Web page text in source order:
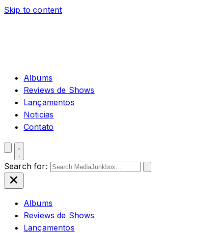
Skip to content
Albums
Reviews de Shows
Lançamentos
Noticias
Contato
Search for:
Albums
Reviews de Shows
Lançamentos